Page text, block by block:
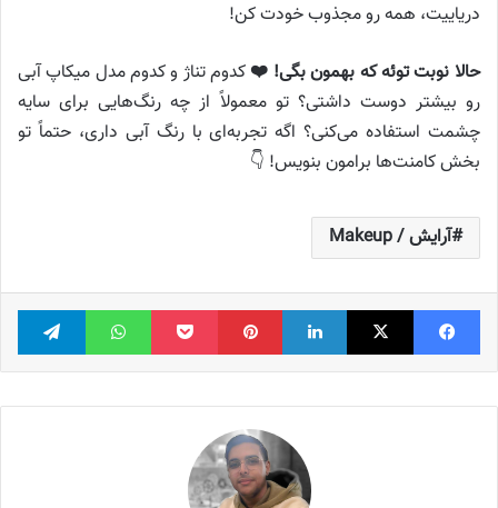
دریاییت، همه رو مجذوب خودت کن!
حالا نوبت توئه که بهمون بگی! ❤️کدوم تناژ و کدوم مدل میکاپ آبی
رو بیشتر دوست داشتی؟ تو معمولاً از چه رنگ‌هایی برای سایه
چشمت استفاده می‌کنی؟ اگه تجربه‌ای با رنگ آبی داری، حتماً تو
بخش کامنت‌ها برامون بنویس! 👇
آرایش / Makeup
فیس بوک X لینکدین ‫پین‌ترست پاکت واتس آپ